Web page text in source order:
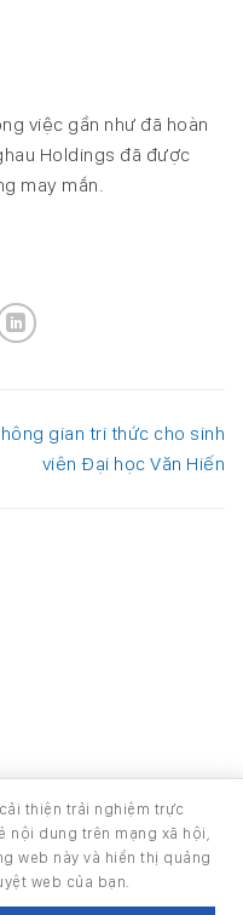
việc gần như đã hoàn
Holdings đã được
may mắn.
gian tri thức cho sinh
viên Đại học Văn Hiến
phần mềm
TIN NỘI BỘ CÔNG TY CỔ
HẬU
thiện trải nghiệm trực
nội dung trên mạng xã hội,
web này và hiển thị quảng
web của bạn.